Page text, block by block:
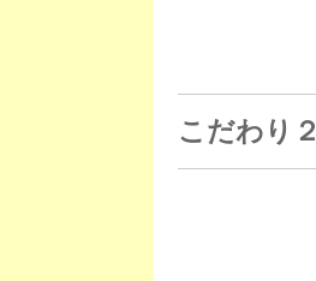
こだわり２